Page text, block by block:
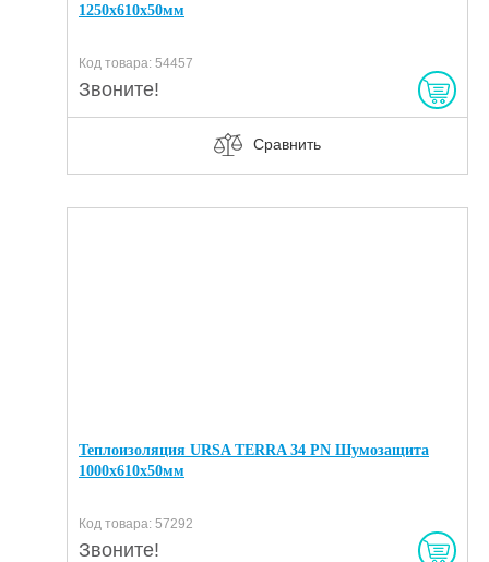
1250х610х50мм
Код товара: 54457
Звоните!
Сравнить
Теплоизоляция URSA TERRA 34 PN Шумозащита
1000х610х50мм
Код товара: 57292
Звоните!